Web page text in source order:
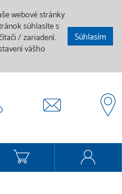
webové stránky
súhlasíte s
/ zariadení.
vášho
Súhlasím